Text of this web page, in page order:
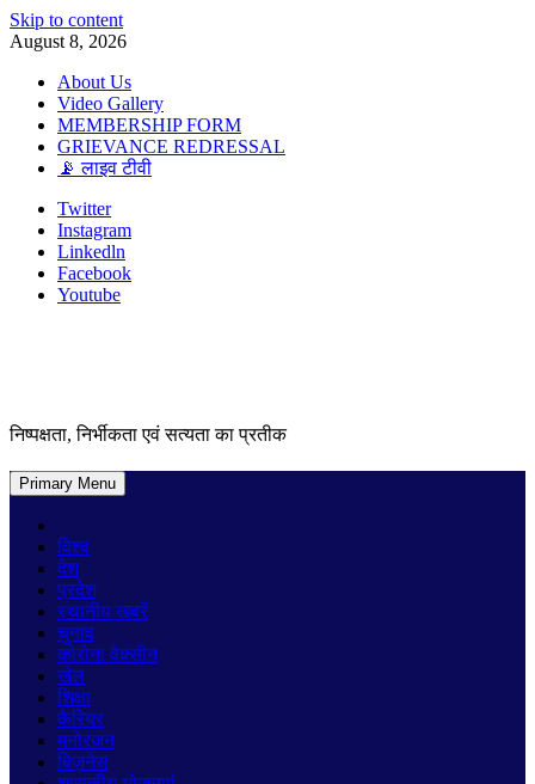
Skip to content
August 8, 2026
About Us
Video Gallery
MEMBERSHIP FORM
GRIEVANCE REDRESSAL
📡 लाइव टीवी
Twitter
Instagram
Linkedln
Facebook
Youtube
निष्पक्षता, निर्भीकता एवं सत्यता का प्रतीक
Primary Menu
विश्व
देश
प्रदेश
स्थानीय खबरें
चुनाव
कोरोना वैक्सीन
खेल
शिक्षा
कैरियर
मनोरंजन
बिज़नेस